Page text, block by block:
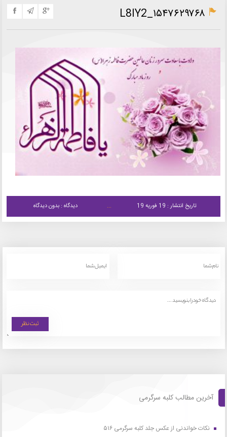
۱۵۴۷۶۲۹۷۶۸_L8lY2
تاریخ انتشار : 19 فوریه 19 دیدگاه : بدون دیدگاه
آخرین مطالب کلبه سرگرمی
نکات خواندنی از عکس جلد کلبه سرگرمی ۵۱۶